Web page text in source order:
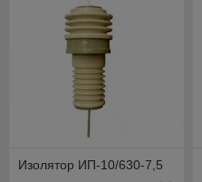
Изолятор ИП-10/630-7,5